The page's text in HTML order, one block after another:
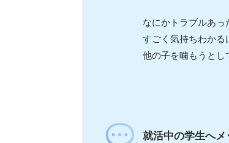
なにかトラブルあっ
すごく気持ちわかる
他の子を噛もうとし
就活中の学生へメ